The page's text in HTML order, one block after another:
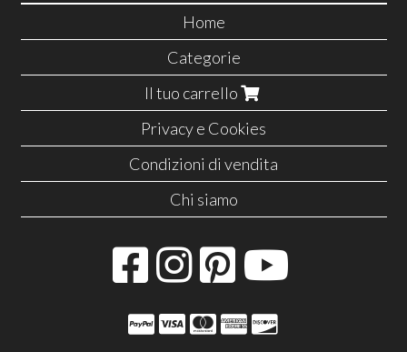
Home
Categorie
Il tuo carrello
Privacy e Cookies
Condizioni di vendita
Chi siamo